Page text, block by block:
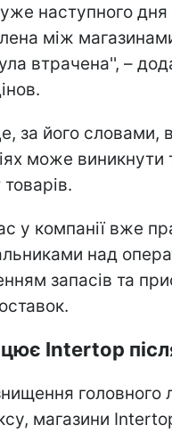
наступного
між
втрачена'', –
за його словами,
може
у компанії вже
над
запасів та
Intertop
головного
магазини